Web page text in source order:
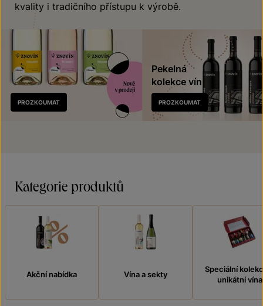
kvality i tradičního přístupu k výrobě.
Nově
v prodeji
PROZKOUMAT
Pekelná
kolekce vín
PROZKOUMAT
Kategorie produktů
Akční nabídka Vína a sekty
Speciální
unikátní vína